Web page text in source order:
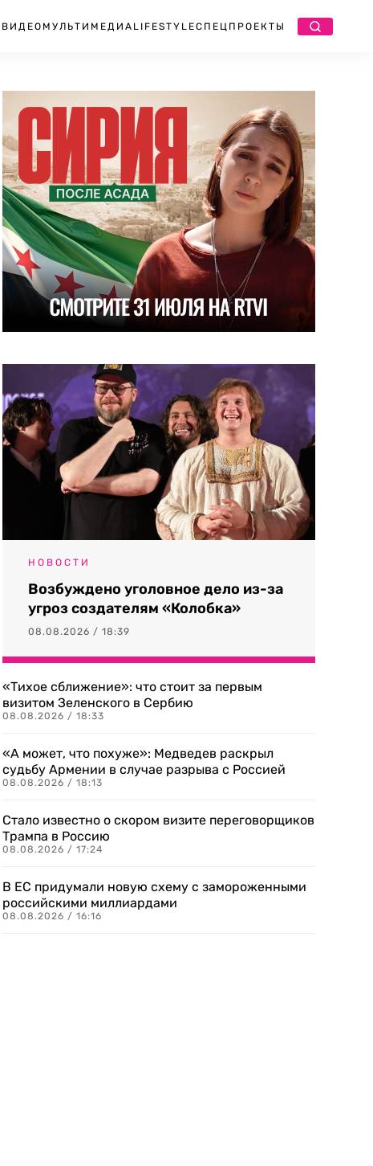
ВИДЕО МУЛЬТИМЕДИА LIFESTYLEСПЕЦПРОЕКТЫ
НОВОСТИ
Возбуждено уголовное дело из-за
угроз создателям «Колобка»
08.08.2026 / 18:39
«Тихое сближение»: что стоит за первым
визитом Зеленского в Сербию
08.08.2026 / 18:33
«А может, что похуже»: Медведев раскрыл
судьбу Армении в случае разрыва с Россией
08.08.2026 / 18:13
Стало известно о скором визите переговорщиков
Трампа в Россию
08.08.2026 / 17:24
В ЕС придумали новую схему с замороженными
российскими миллиардами
08.08.2026 / 16:16